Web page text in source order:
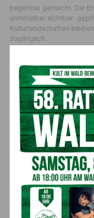
begehbar gemacht. Die
unmittelbar sichtbar:
Kulturlandschaften
zugänglich.
Mähen am